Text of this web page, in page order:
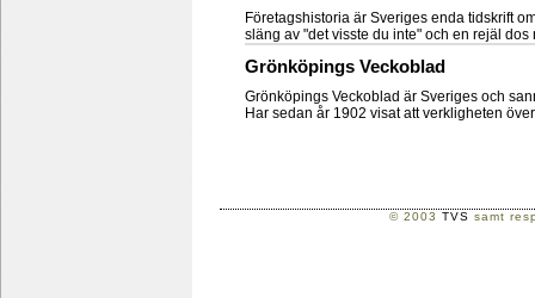
Företagshistoria är Sveriges enda tidskrift
släng av "det visste du inte" och en rejäl dos
Grönköpings Veckoblad
Grönköpings Veckoblad är Sveriges och
Har sedan år 1902 visat att verkligheten
© 2003 TVS samt